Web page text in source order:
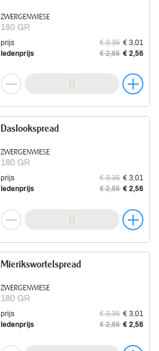
ZWERGENWIESE
180 GR
prijs € 3,35 € 3,01
ledenprijs
€ 2,85 € 2,56
ZWERGENWIESE
180 GR
Daslookspread
prijs € 3,35 € 3,01
ledenprijs
€ 2,85 € 2,56
ZWERGENWIESE
180 GR
Mierikswortelspread
prijs € 3,35 € 3,01
ledenprijs
€ 2,85 € 2,56